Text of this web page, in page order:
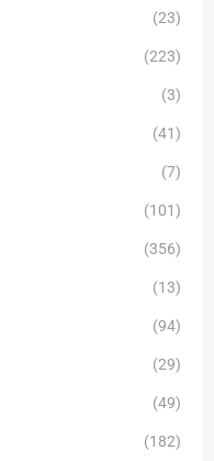
(23)
(223)
(3)
(41)
(7)
(101)
(356)
(13)
(94)
(29)
(49)
(182)